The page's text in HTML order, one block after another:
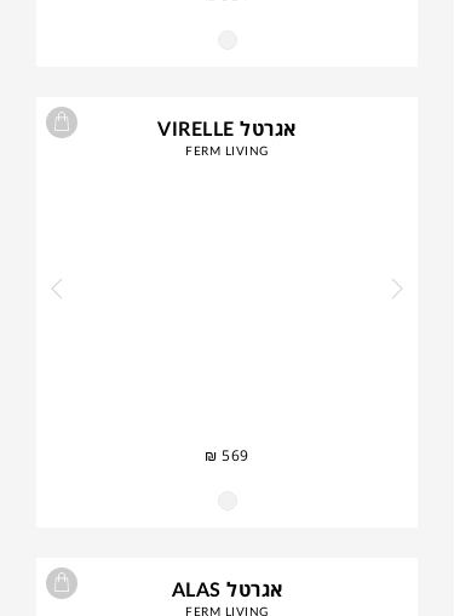
אגרטל VIRELLE
FERM LIVING
₪ 569
אגרטל ALAS
FERM LIVING